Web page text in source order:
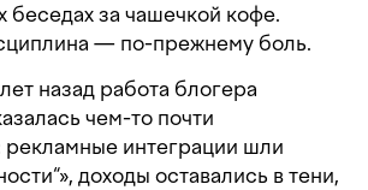
беседах за чашечкой кофе.
— по-прежнему боль.
назад работа блогера
чем-то почти
интеграции шли
доходы оставались в тени,